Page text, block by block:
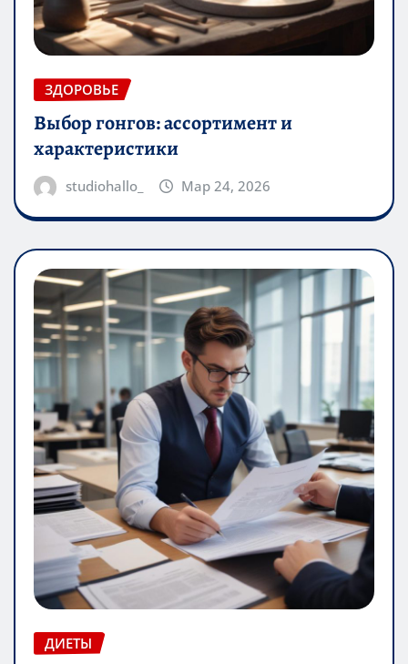
ЗДОРОВЬЕ
Выбор гонгов: ассортимент и
характеристики
studiohallo_ Мар 24, 2026
ДИЕТЫ